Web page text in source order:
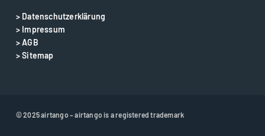
> Datenschutzerklärung
> Impressum
> AGB
> Sitemap
© 2025 airtango – airtango is a registered trademark